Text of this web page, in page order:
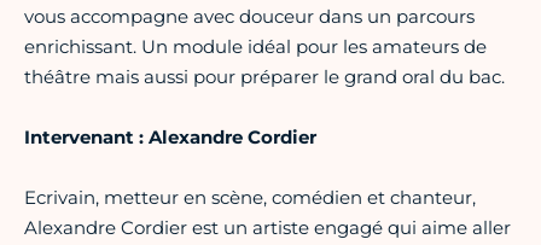
vous accompagne avec douceur dans un parcours
enrichissant. Un module idéal pour les amateurs de
théâtre mais aussi pour préparer le grand oral du bac.
Intervenant : Alexandre Cordier
Ecrivain, metteur en scène, comédien et chanteur,
Alexandre Cordier est un artiste engagé qui aime aller